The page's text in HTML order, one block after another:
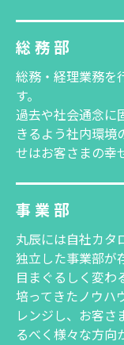
総務部
総務・経理業務を
す。
過去や社会通念に
きるよう社内環境
せはお客さまの幸
事業部
丸辰には自社カタ
独立した事業部が
目まぐるしく変わ
培ってきたノウハ
レンジし、お客さ
るべく様々な方向